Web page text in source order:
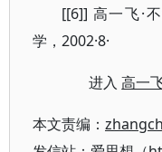
[[6]] 高一飞·
学，2002·8·
进入高一
本文责编：